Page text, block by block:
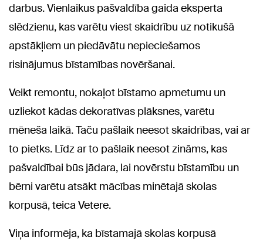
darbus. Vienlaikus pašvaldība gaida eksperta
slēdzienu, kas varētu viest skaidrību uz notikušā
apstākļiem un piedāvātu nepieciešamos
risinājumus bīstamības novēršanai.
Veikt remontu, nokaļot bīstamo apmetumu un
uzliekot kādas dekoratīvas plāksnes, varētu
mēneša laikā. Taču pašlaik neesot skaidrības, vai ar
to pietks. Līdz ar to pašlaik neesot zināms, kas
pašvaldībai būs jādara, lai novērstu bīstamību un
bērni varētu atsākt mācības minētajā skolas
korpusā, teica Vetere.
Viņa informēja, ka bīstamajā skolas korpusā